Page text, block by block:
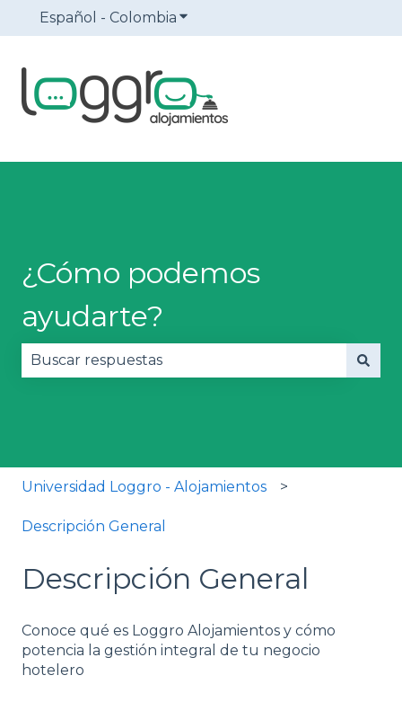
Español - Colombia Traducciones de Mostrar
¿Cómo podemos
ayudarte?
Universidad Loggro - Alojamientos
Descripción General
Descripción General
Conoce qué es Loggro Alojamientos y cómo
potencia la gestión integral de tu negocio
hotelero